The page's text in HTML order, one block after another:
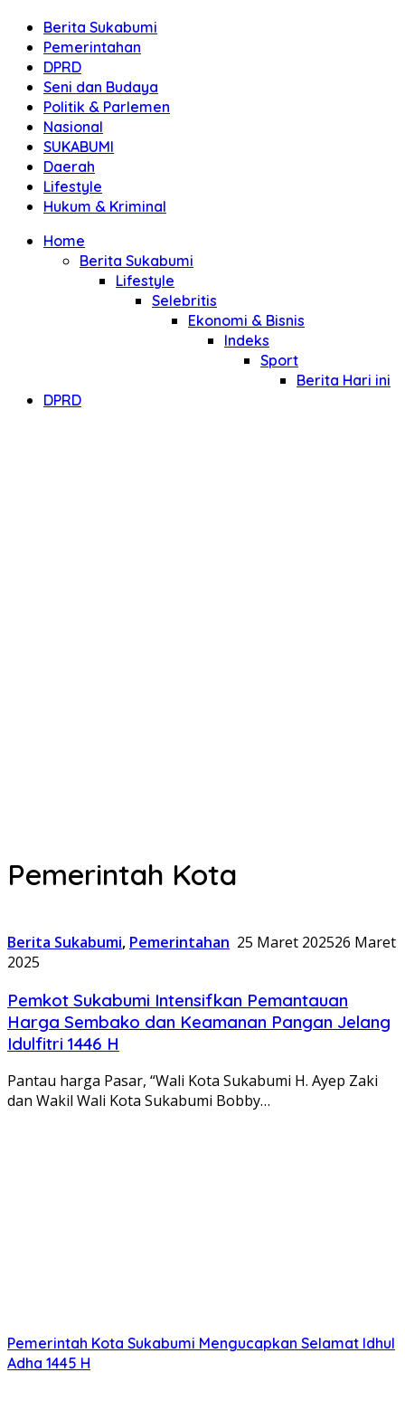
Berita Sukabumi
Pemerintahan
DPRD
Seni dan Budaya
Politik & Parlemen
Nasional
SUKABUMI
Daerah
Lifestyle
Hukum & Kriminal
Home
Berita Sukabumi
Lifestyle
Selebritis
Ekonomi & Bisnis
Indeks
Sport
Berita Hari ini
DPRD
Pemerintah Kota
Berita Sukabumi, Pemerintahan 25 Maret 202526 Maret
2025
Pemkot Sukabumi Intensifkan Pemantauan
Harga Sembako dan Keamanan Pangan Jelang
Idulfitri 1446 H
Pantau harga Pasar, “Wali Kota Sukabumi H. Ayep Zaki
dan Wakil Wali Kota Sukabumi Bobby…
Pemerintah Kota Sukabumi Mengucapkan Selamat Idhul
Adha 1445 H